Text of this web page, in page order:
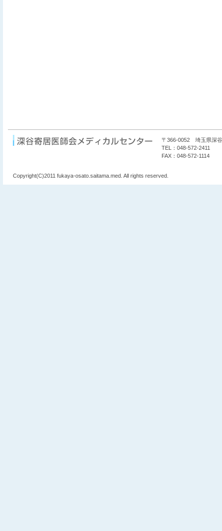
〒366-0052 埼玉県深
TEL：048-572-2411
FAX：048-572-1114
Copyright(C)2011 fukaya-osato.saitama.med. All rights reserved.